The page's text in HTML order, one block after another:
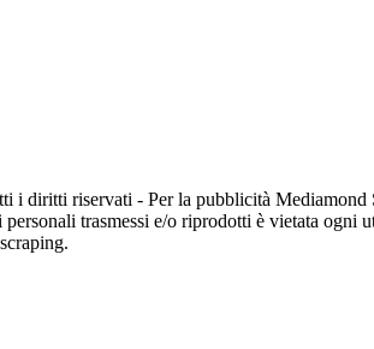
i diritti riservati - Per la pubblicità
trasmessi e/o riprodotti è vietata ogni